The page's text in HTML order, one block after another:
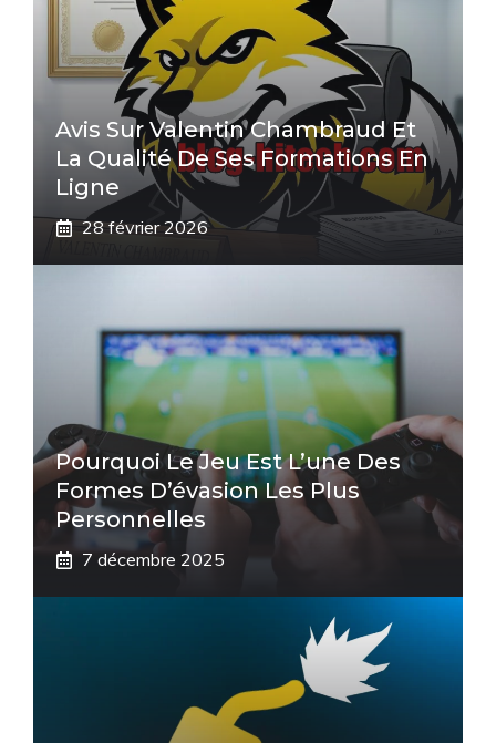
Avis Sur Valentin Chambraud Et
La Qualité De Ses Formations En
Ligne
28 février 2026
Pourquoi Le Jeu Est L’une Des
Formes D’évasion Les Plus
Personnelles
7 décembre 2025